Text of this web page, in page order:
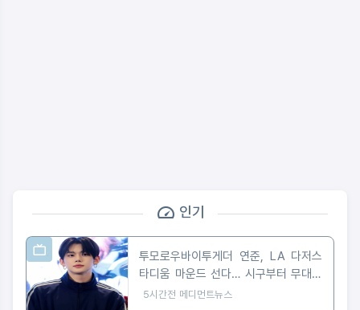
인기
투모로우바이투게더 연준, LA 다저스
타디움 마운드 선다… 시구부터 무대까
지
5시간전 메디먼트뉴스